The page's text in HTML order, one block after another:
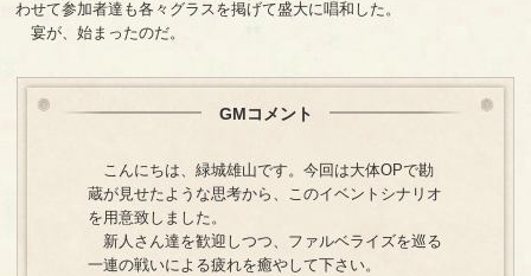
わせて参加者達も各々グラスを掲げて盛大に唱和した。
宴が、始まったのだ。
GMコメント
こんにちは、緑城雄山です。今回は大体OPで勘
蔵が見せたような思考から、このイベントシナリオ
を用意致しました。
新人さん達を歓迎しつつ、ファルベライズを巡る
一連の戦いによる疲れを癒やして下さい。